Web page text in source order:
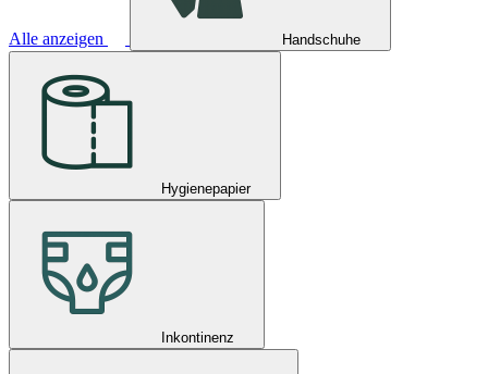
Alle anzeigen Handschuhe
Hygienepapier
Inkontinenz